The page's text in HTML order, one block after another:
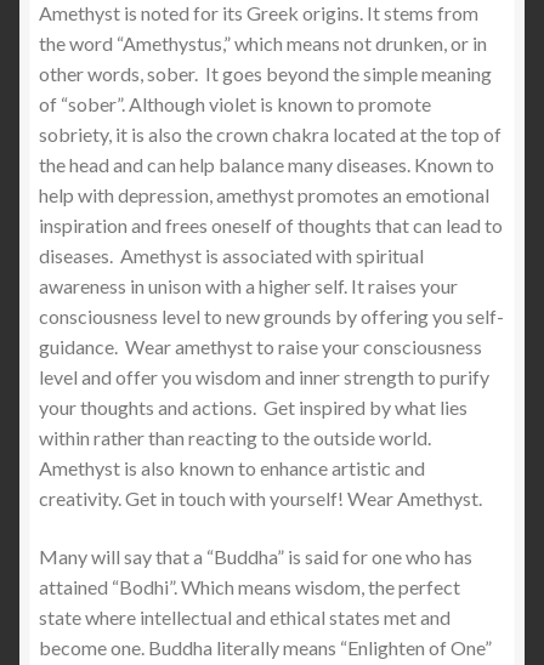
Amethyst is noted for its Greek origins. It stems from
the word “Amethystus,” which means not drunken, or in
other words, sober. It goes beyond the simple meaning
of “sober”. Although violet is known to promote
sobriety, it is also the crown chakra located at the top of
the head and can help balance many diseases. Known to
help with depression, amethyst promotes an emotional
inspiration and frees oneself of thoughts that can lead to
diseases. Amethyst is associated with spiritual
awareness in unison with a higher self. It raises your
consciousness level to new grounds by offering you self-
guidance. Wear amethyst to raise your consciousness
level and offer you wisdom and inner strength to purify
your thoughts and actions. Get inspired by what lies
within rather than reacting to the outside world.
Amethyst is also known to enhance artistic and
creativity. Get in touch with yourself! Wear Amethyst.
Many will say that a “Buddha” is said for one who has
attained “Bodhi”. Which means wisdom, the perfect
state where intellectual and ethical states met and
become one. Buddha literally means “Enlighten of One”